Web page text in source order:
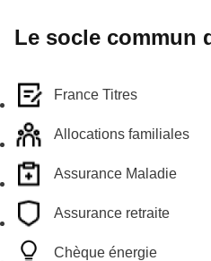
Le socle commun
France Titres
Allocations familiales
Assurance Maladie
Assurance retraite
Chèque énergie